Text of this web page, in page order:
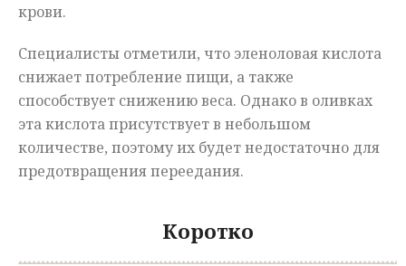
крови.
Специалисты отметили, что эленоловая кислота
снижает потребление пищи, а также
способствует снижению веса. Однако в оливках
эта кислота присутствует в небольшом
количестве, поэтому их будет недостаточно для
предотвращения переедания.
Коротко